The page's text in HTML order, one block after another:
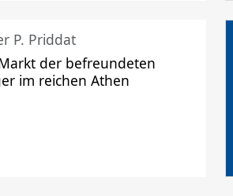
P. Priddat
der befreundeten
im reichen Athen